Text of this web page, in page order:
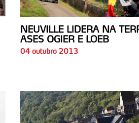
NEUVILLE LIDERA NA
ASES OGIER E LOEB
04 outubro 2013